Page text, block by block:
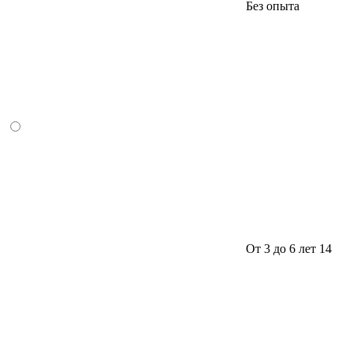
Без опыта
От 3 до 6 лет 14